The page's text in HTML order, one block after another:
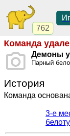
762
Команда
Демоны
Парный
История
Команда
3-е
белоту